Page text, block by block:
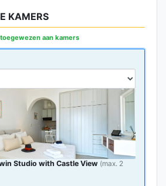
KAMERS
aan kamers
Studio with Castle View (max. 2